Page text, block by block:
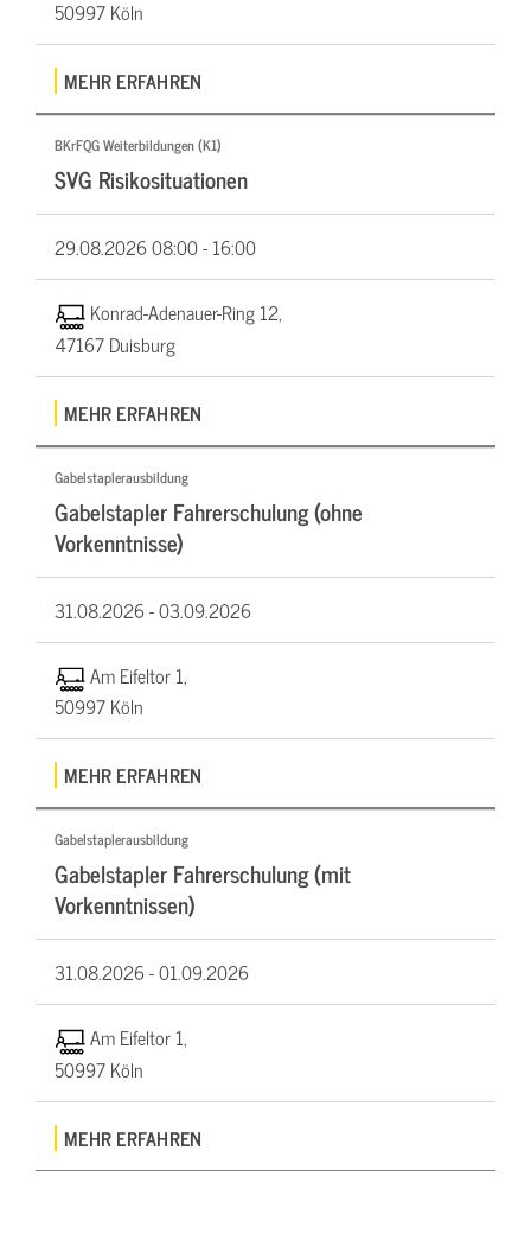
50997 Köln
MEHR ERFAHREN
BKrFQG Weiterbildungen (K1)
SVG Risikosituationen
29.08.202608:00 - 16:00
Konrad-Adenauer-Ring 12,
47167 Duisburg
MEHR ERFAHREN
Gabelstaplerausbildung
Gabelstapler Fahrerschulung (ohne
Vorkenntnisse)
31.08.2026 -03.09.2026
Am Eifeltor 1,
50997 Köln
MEHR ERFAHREN
Gabelstaplerausbildung
Gabelstapler Fahrerschulung (mit
Vorkenntnissen)
31.08.2026 -01.09.2026
Am Eifeltor 1,
50997 Köln
MEHR ERFAHREN